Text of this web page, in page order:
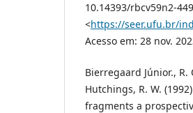
10.14393/rbcv59n2-
<https://seer.ufu.br/
Acesso em: 28 nov.
Bierregaard Júnior., R.
Hutchings, R. W.
fragments a